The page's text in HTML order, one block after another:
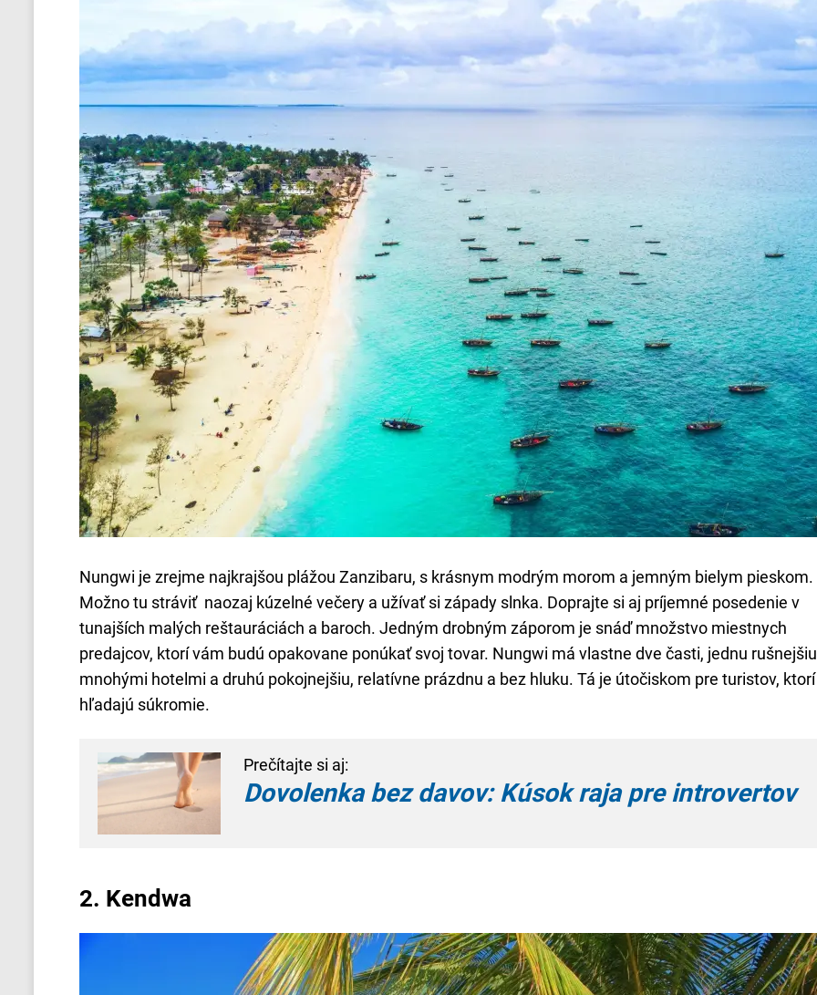
Nungwi je zrejme najkrajšou plážou Zanzibaru, s krásnym modrým morom a jemným bielym pieskom.
Možno tu stráviť naozaj kúzelné večery a užívať si západy slnka. Doprajte si aj príjemné posedenie v
tunajších malých reštauráciách a baroch. Jedným drobným záporom je snáď množstvo miestnych
predajcov, ktorí vám budú opakovane ponúkať svoj tovar. Nungwi má vlastne dve časti, jednu
mnohými hotelmi a druhú pokojnejšiu, relatívne prázdnu a bez hluku. Tá je útočiskom pre turistov, ktorí
hľadajú súkromie.
Prečítajte si aj:
Dovolenka bez davov: Kúsok raja pre introvertov
2. Kendwa